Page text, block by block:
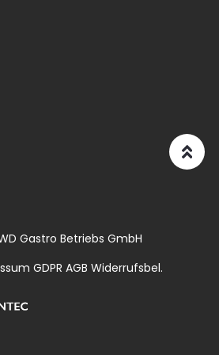
Gastro Betriebs GmbH
GDPR AGB Widerrufsbel.